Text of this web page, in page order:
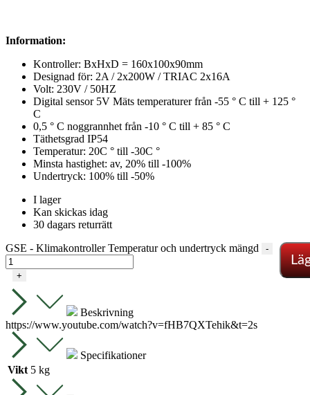
Information:
Kontroller: BxHxD = 160x100x90mm
Designad för: 2A / 2x200W / TRIAC 2x16A
Volt: 230V / 50HZ
Digital sensor 5V Mäts temperaturer från -55 ° C till + 125 °
C
0,5 ° C noggrannhet från -10 ° C till + 85 ° C
Täthetsgrad IP54
Temperatur: 20C ° till -30C °
Minsta hastighet: av, 20% till -100%
Undertryck: 100% till -50%
I lager
Kan skickas idag
30 dagars returrätt
GSE - Klimakontroller Temperatur och undertryck mängd
-
+
Beskrivning
https://www.youtube.com/watch?v=fHB7QXTehik&t=2s
Specifikationer
Vikt 5 kg